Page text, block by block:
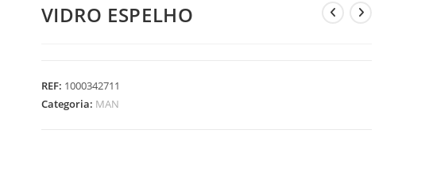
VIDRO ESPELHO
REF: 1000342711
Categoria: MAN